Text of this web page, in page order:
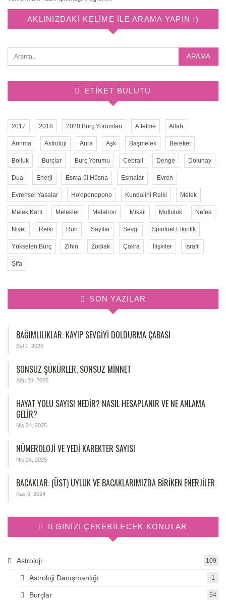
AKLINIZDAKI KELIME ILE ARAMA YAPIN :)
ETIKET BULUTU
2017 2018 2020 Burç Yorumları Affetme Allah
Arınma Astroloji Aura Aşk Başmelek Bereket
Bolluk Burçlar Burç Yorumu Cebrail Denge Dolunay
Dua Enerji Esma-ül Hüsna Esmalar Evren
Evrensel Yasalar Ho'oponopono Kundalini Reiki Melek
Melek Kartı Melekler Metatron Mikail Mutluluk Nefes
Niyet Reiki Ruh Sayılar Sevgi Spiritüel Etkinlik
Yükselen Burç Zihin Zodiak Çakra İlişkiler İsrafil
Şifa
SON YAZILAR
BAĞIMLILIKLAR: KAYIP SEVGIYI DOLDURMA ÇABASI
Eyl 1, 2025
SONSUZ ŞÜKÜRLER, SONSUZ MINNET
Ağu 28, 2025
HAYAT YOLU SAYISI NEDIR? NASIL HESAPLANIR VE NE ANLAMA
GELIR?
Nis 24, 2025
NÜMEROLOJİ VE YEDİ KAREKTER SAYISI
Nis 24, 2025
BACAKLAR: (ÜST) UYLUK VE BACAKLARIMIZDA BIRIKEN ENERJILER
Kas 9, 2024
İLGINIZI ÇEKEBILECEK KONULAR
Astroloji 109
Astroloji Danışmanlığı 1
Burçlar 54